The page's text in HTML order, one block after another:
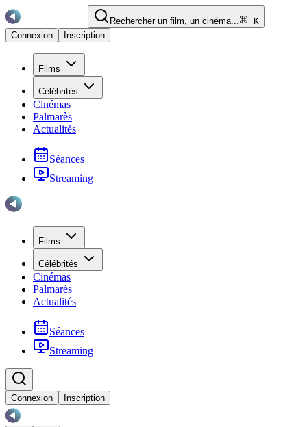
Rechercher un film, un cinéma...
K
Connexion
Inscription
Films
Célébrités
Cinémas
Palmarès
Actualités
Séances
Streaming
Films
Célébrités
Cinémas
Palmarès
Actualités
Séances
Streaming
Connexion Inscription